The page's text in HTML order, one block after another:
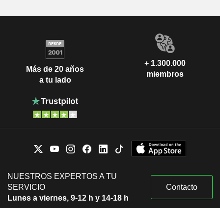
Más de 20 años
a tu lado
+ 1.300.000
miembros
NUESTROS EXPERTOS A TU
SERVICIO
Lunes a viernes, 9-12 h y 14-18 h
Contacto